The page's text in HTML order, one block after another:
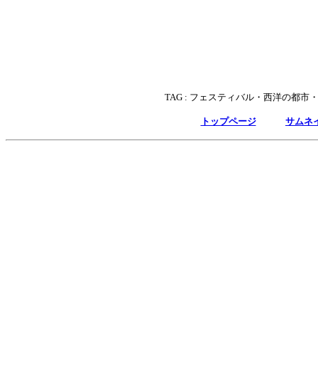
TAG : フェスティバル・西洋の都市
トップページ サムネ